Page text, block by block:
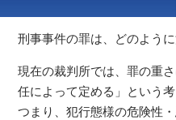
刑事事件の罪は、どのよう
現在の裁判所では、罪の重
任によって定める」という
つまり、犯行態様の危険性